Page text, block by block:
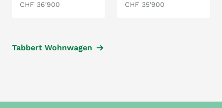
CHF 36'900 CHF 35'900
Tabbert Wohnwagen